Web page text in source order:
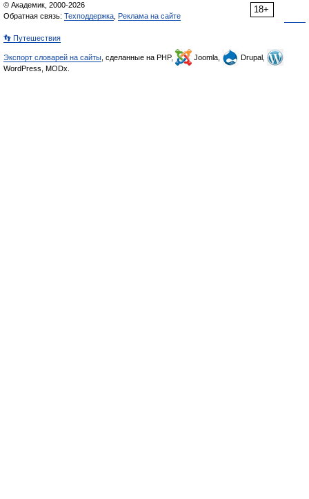
18+
© Академик, 2000-2026
Обратная связь: Техподдержка Реклама на сайте
👣 Путешествия
Экспорт словарей на сайты , сделанные на PHP, Joomla,
Drupal,
WordPress, MODx.